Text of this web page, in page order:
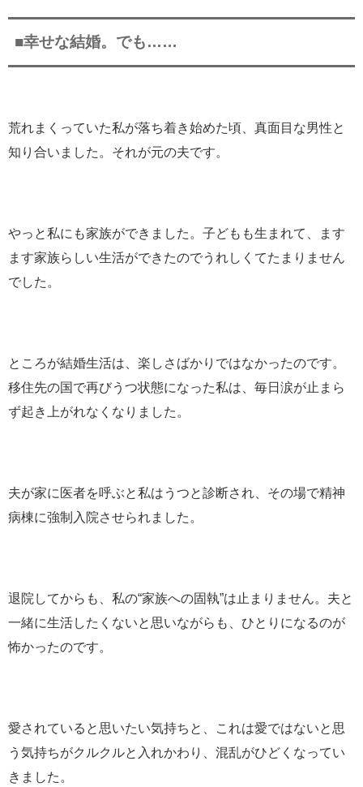
■幸せな結婚。でも……
荒れまくっていた私が落ち着き始めた頃、真面目な男性と
知り合いました。それが元の夫です。
やっと私にも家族ができました。子どもも生まれて、ます
ます家族らしい生活ができたのでうれしくてたまりません
でした。
ところが結婚生活は、楽しさばかりではなかったのです。
移住先の国で再びうつ状態になった私は、毎日涙が止まら
ず起き上がれなくなりました。
夫が家に医者を呼ぶと私はうつと診断され、その場で精神
病棟に強制入院させられました。
退院してからも、私の“家族への固執”は止まりません。夫と
一緒に生活したくないと思いながらも、ひとりになるのが
怖かったのです。
愛されていると思いたい気持ちと、これは愛ではないと思
う気持ちがクルクルと入れかわり、混乱がひどくなってい
きました。